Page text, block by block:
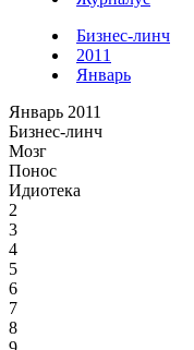
Бизнес-линч
2011
Январь
Январь 2011
Бизнес-линч
Мозг
Понос
Идиотека
2
3
4
5
6
7
8